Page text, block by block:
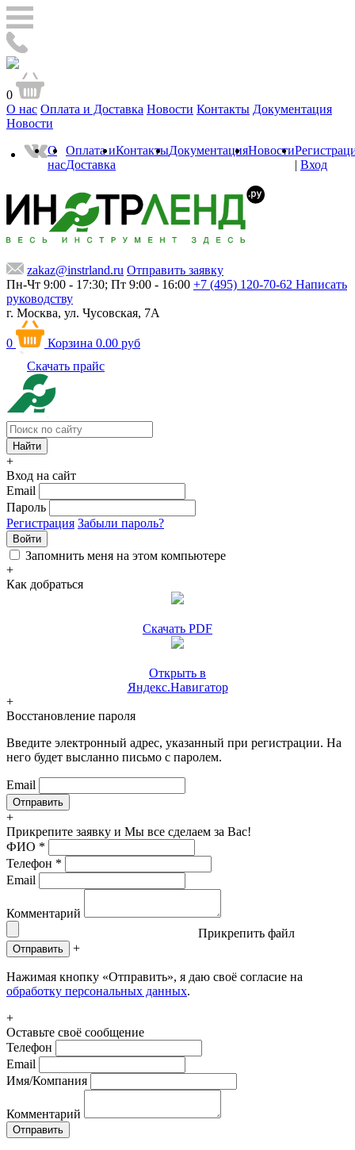
0
О нас Оплата и Доставка Новости Контакты Документация
Новости
О
нас
Оплата и
Доставка
КонтактыДокументацияНовости
| Вход
zakaz@instrland.ru Отправить заявку
Пн-Чт 9:00 - 17:30; Пт 9:00 - 16:00 +7 (495) 120-70-62 Написать
руководству
г. Москва, ул. Чусовская, 7А
0 Корзина 0.00 руб
Скачать прайс
+
Вход на сайт
Email
Пароль
Регистрация Забыли пароль?
Войти
Запомнить меня на этом компьютере
+
Как добраться
Скачать PDF
Открыть в
Яндекс.Навигатор
+
Восстановление пароля
Введите электронный адрес, указанный при регистрации. На
него будет высланно письмо с паролем.
Email
+
Прикрепите заявку и Мы все сделаем за Вас!
ФИО *
Телефон *
Email
Комментарий
Прикрепить файл
Отправить +
Нажимая кнопку «Отправить», я даю своё согласие на
обработку персональных данных.
+
Оставьте своё сообщение
Телефон
Email
Имя/Компания
Комментарий
Отправить